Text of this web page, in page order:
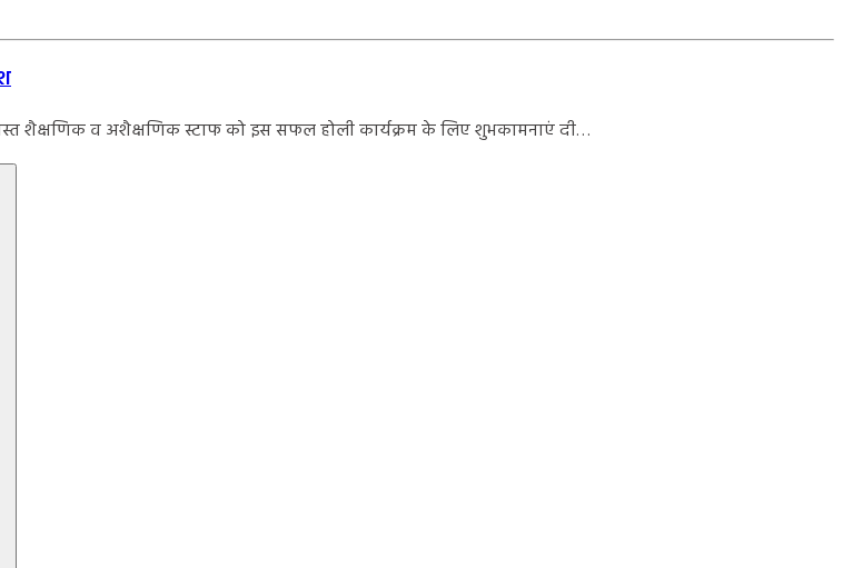
शैक्षणिक व अशैक्षणिक स्टाफ को इस सफल होली कार्यक्रम के लिए शुभकामनाएं दी…